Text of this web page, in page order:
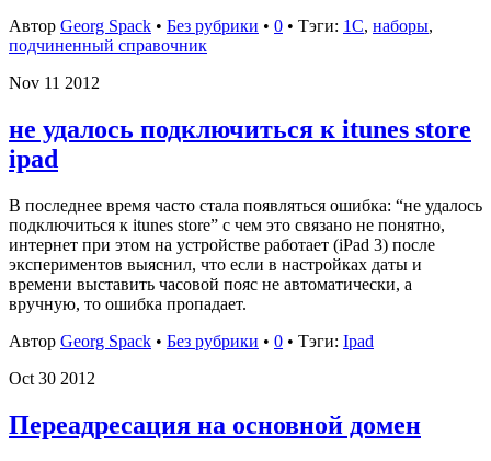
Автор Georg Spack • Без рубрики • 0 • Тэги: 1C, наборы,
подчиненный справочник
Nov 11 2012
не удалось подключиться к itunes store
ipad
В последнее время часто стала появляться ошибка: “не удалось
подключиться к itunes store” с чем это связано не понятно,
интернет при этом на устройстве работает (iPad 3) после
экспериментов выяснил, что если в настройках даты и
времени выставить часовой пояс не автоматически, а
вручную, то ошибка пропадает.
Автор Georg Spack • Без рубрики • 0 • Тэги: Ipad
Oct 30 2012
Переадресация на основной домен